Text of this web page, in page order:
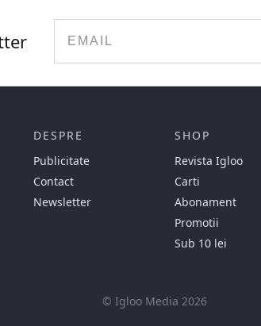
DESPRE
Publicitate
Contact
Newsletter
SHOP
Revista Igloo
Carti
Abonament
Promotii
Sub 10 lei
© Igloo Media 2026